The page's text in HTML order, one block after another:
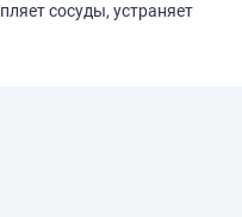
сосуды, устраняет